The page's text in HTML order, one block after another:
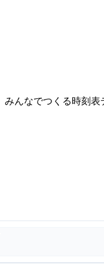
んなでつくる時刻表